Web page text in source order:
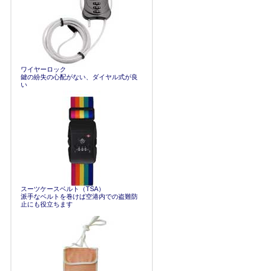
ワイヤーロック
鍵の紛失の心配がない、ダイヤル式が良
い
スーツケースベルト（TSA）
派手なベルトを巻けば空港内での盗難防
止にも役立ちます